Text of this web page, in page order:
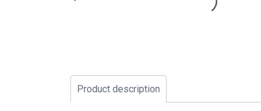
Product description